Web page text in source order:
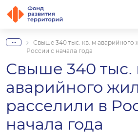
...
Свыше 340 тыс. кв. м аварийного
России с начала года
Свыше 340 тыс.
аварийного
расселили в
начала года